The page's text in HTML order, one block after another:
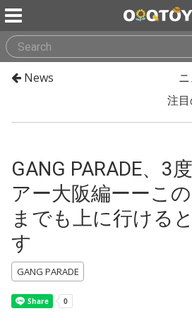
News
注
GANG PARADE、3
アー大阪編ーーこ
までも上に行ける
す
GANG PARADE